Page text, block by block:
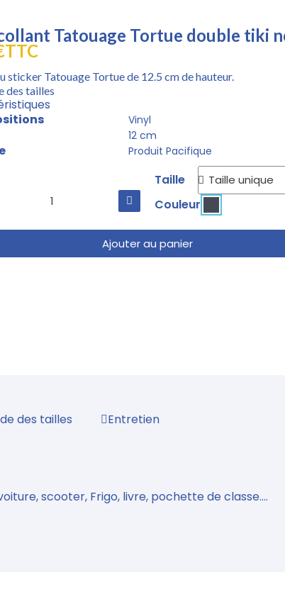
Tatouage Tortue double tiki
TTC
sticker Tatouage Tortue de 12.5 cm de hauteur.
des tailles
Vinyl
12 cm
Produit Pacifique
Taille
Couleur
Ajouter au panier
des tailles Entretien
scooter, Frigo, livre, pochette de classe....